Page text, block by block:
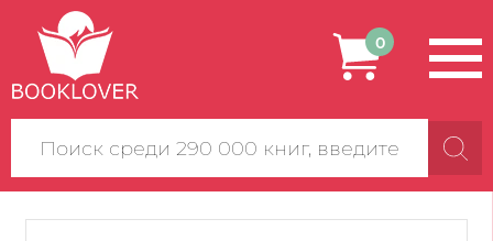
Поиск
по
сайту
0